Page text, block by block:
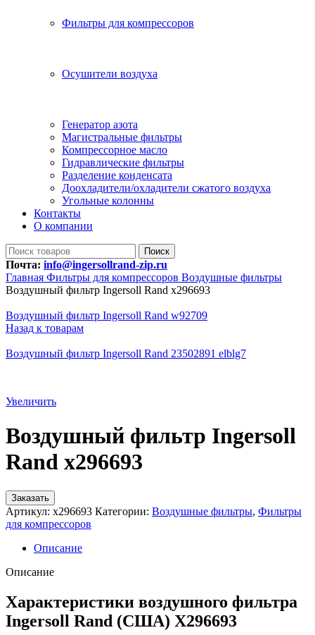
Фильтры для компрессоров
Осушители воздуха
Генератор азота
Магистральные фильтры
Компрессорное масло
Гидравлические фильтры
Разделение конденсата
Доохладители/охладители сжатого воздуха
Угольные колонны
Контакты
О компании
Поиск
Почта: info@ingersollrand-zip.ru
Главная Фильтры для компрессоров Воздушные фильтры
Воздушный фильтр Ingersoll Rand x296693
Воздушный фильтр Ingersoll Rand w92709
Назад к товарам
Воздушный фильтр Ingersoll Rand 23502891 elblg7
Увеличить
Воздушный фильтр Ingersoll
Rand x296693
Заказать
Артикул: x296693 Категории: Воздушные фильтры, Фильтры
для компрессоров
Описание
Описание
Характеристики воздушного фильтра
Ingersoll Rand (США) X296693